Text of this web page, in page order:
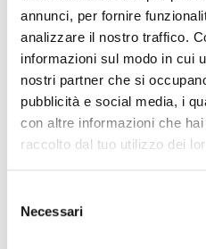
annunci, per fornire
analizzare il nostro traffico.
informazioni sul modo in cui
nostri partner che si
pubblicità e social media, i
con altre informazioni che
raccolto dal tuo utilizzo dei
delNecessari
Servono lame a nastro diverse
morbidi?
Quante volte può essere affilata
nastro?